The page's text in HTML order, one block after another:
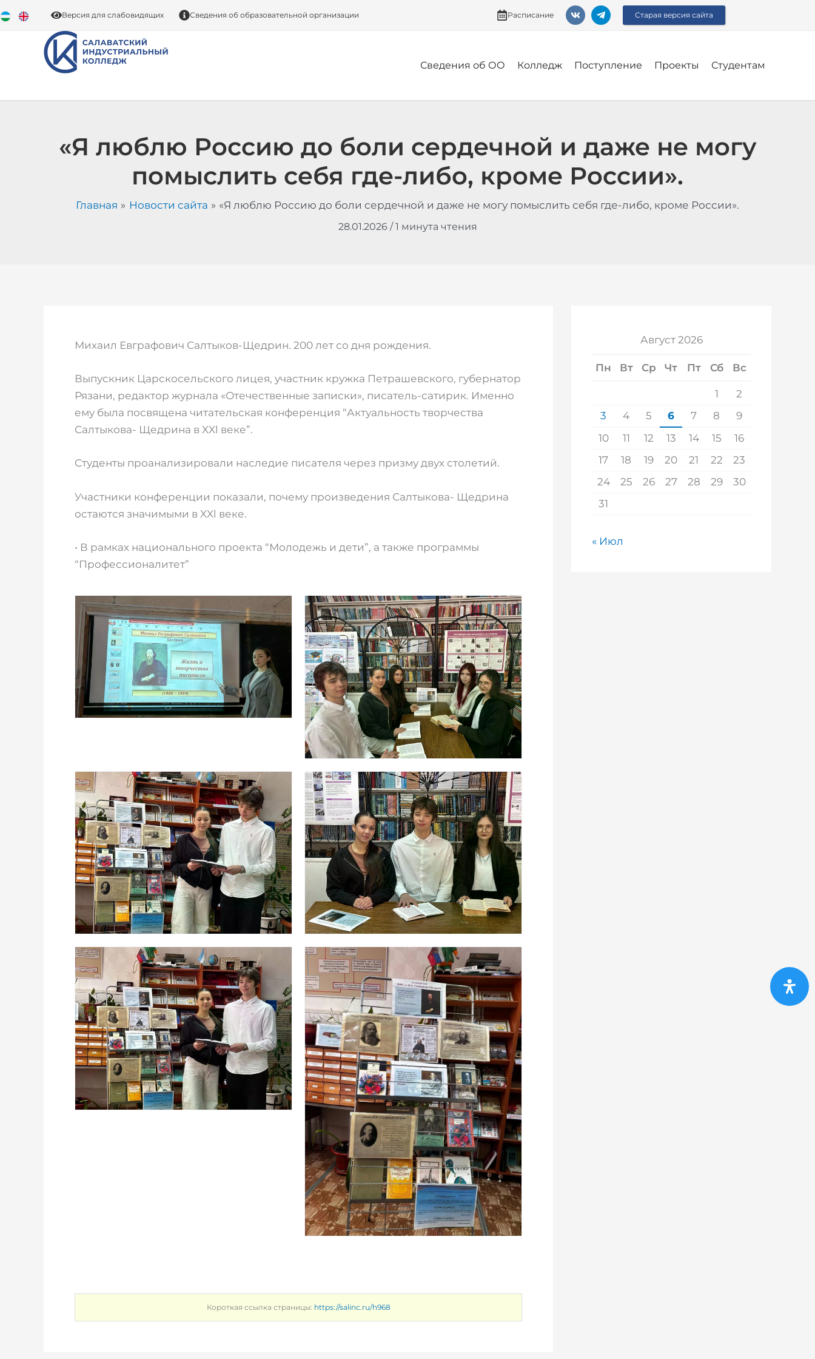
к
содержимому
Версия для слабовидящих Сведения об образовательной организации Расписание Старая версия сайта
Сведения об ОО Колледж Поступление Проекты Студентам
«Я люблю Россию до боли сердечной и даже не могу
помыслить себя где-либо, кроме России».
Главная Новости сайта «Я люблю Россию до боли сердечной и даже не могу помыслить себя где-либо, кроме России».
28.01.2026 /1 минута чтения
Михаил Евграфович Салтыков-Щедрин. 200 лет со дня рождения.
Выпускник Царскосельского лицея, участник кружка Петрашевского, губернатор
Рязани, редактор журнала «Отечественные записки», писатель-сатирик. Именно
ему была посвящена читательская конференция “Актуальность творчества
Салтыкова- Щедрина в XXl веке”.
Студенты проанализировали наследие писателя через призму двух столетий.
Участники конференции показали, почему произведения Салтыкова- Щедрина
остаются значимыми в XXl веке.
• В рамках национального проекта “Молодежь и дети”, а также программы
“Профессионалитет”
Короткая ссылка страницы: https://salinc.ru/h968
Август 2026
Пн Вт Ср Чт Пт Сб Вс
1
2
3
4 5 6 7 8
9
10
11 12 13 14 15
16
17
18 19 20 21 22
23
24
25 26 27 28 29
30
31
« Июл